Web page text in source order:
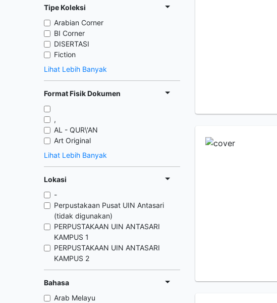
Tipe Koleksi
Arabian Corner
BI Corner
DISERTASI
Fiction
Lihat Lebih Banyak
Format Fisik Dokumen
,
AL - QUR\'AN
Art Original
Lihat Lebih Banyak
Lokasi
-
Perpustakaan Pusat UIN Antasari
(tidak digunakan)
PERPUSTAKAAN UIN ANTASARI
KAMPUS 1
PERPUSTAKAAN UIN ANTASARI
KAMPUS 2
Bahasa
Arab Melayu